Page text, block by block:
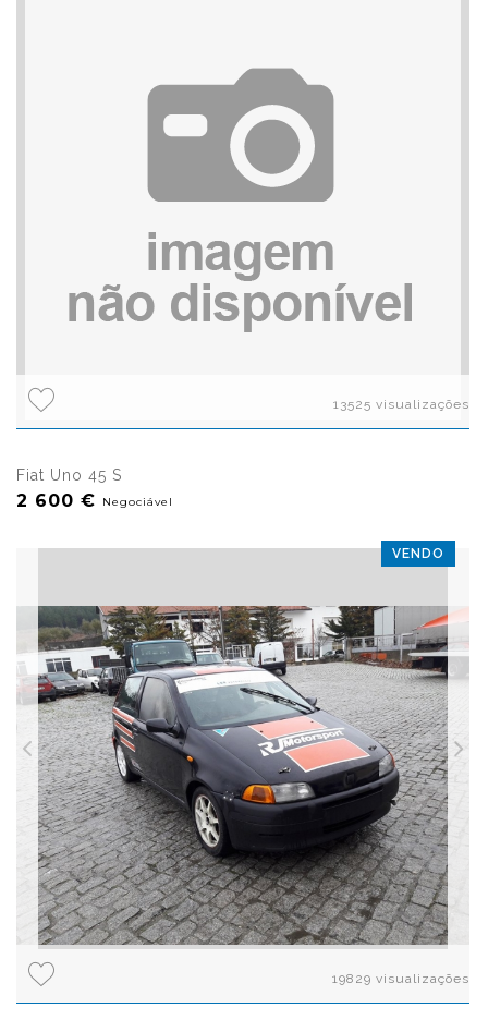
13525 visualizações
Fiat Uno 45 S
2 600 € Negociável
VENDO
19829 visualizações